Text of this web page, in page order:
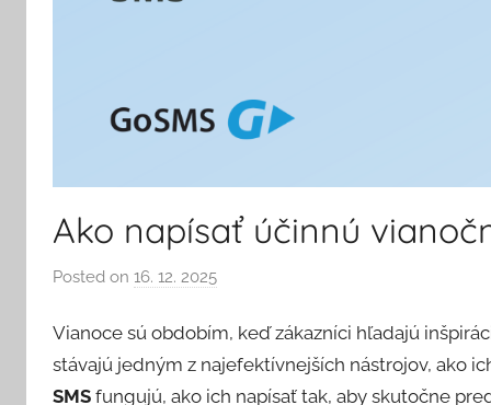
Ako napísať účinnú
Posted on 16. 12. 2025
P
a
v
Vianoce sú obdobím, keď zákazníci hľadajú
stávajú jedným z najefektívnejších nástrojov, ako
SMS fungujú, ako ich napísať tak, aby skutočne